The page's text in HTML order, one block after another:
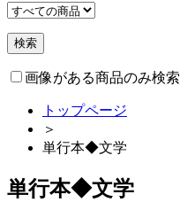
画像がある商品のみ検索
トップページ
＞
単行本◆文学
単行本◆文学